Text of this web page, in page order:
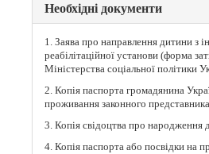
Необхідні документи
1. Заява про направлення дитини з
реабілітаційної установи (форма
Міністерства соціальної політики
2. Копія паспорта громадянина
проживання законного
3. Копія свідоцтва про народження
4. Копія паспорта або посвідки на